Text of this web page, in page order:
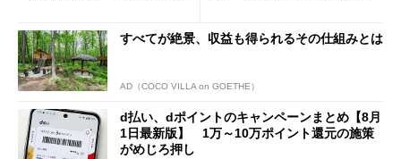
すべてが絶景、収益も得られるその仕組みとは
AD（COCO VILLA on GOETHE）
d払い、dポイントのキャンペーンまとめ【8月
1日最新版】 1万～10万ポイント還元の施策
がめじろ押し